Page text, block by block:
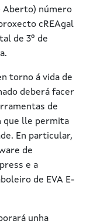
Aberto) número
cREAgal
de 3º de
torno á vida de
deberá facer
de
que lle permita
En particular,
de
e a
de EVA E-
unha